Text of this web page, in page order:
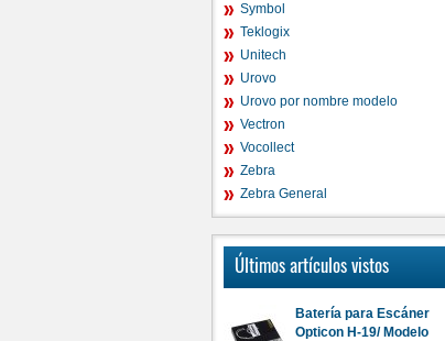
Symbol
Teklogix
Unitech
Urovo
Urovo por nombre modelo
Vectron
Vocollect
Zebra
Zebra General
Últimos artículos vistos
Batería para Escáner
Opticon H-19/ Modelo